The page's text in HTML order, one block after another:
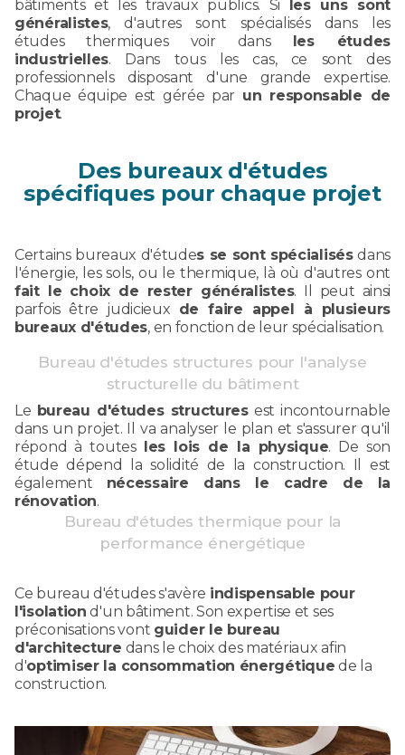
bâtiments et les travaux publics. Si les uns sont
généralistes, d'autres sont spécialisés dans les
études thermiques voir dans les études
industrielles. Dans tous les cas, ce sont des
professionnels disposant d'une grande expertise.
Chaque équipe est gérée par un responsable de
projet.
Des bureaux d'études
spécifiques pour chaque projet
Certains bureaux d'études se sont spécialisésdans
l'énergie, les sols, ou le thermique, là où d'autres ont
fait le choix de rester généralistes. Il peut ainsi
parfois être judicieux de faire appel à plusieurs
bureaux d'études, en fonction de leur spécialisation.
Bureau d'études structures pour l'analyse
structurelle du bâtiment
Le bureau d'études structuresest incontournable
dans un projet. Il va analyser le plan et s'assurer qu'il
répond à toutes les lois de la physique. De son
étude dépend la solidité de la construction. Il est
également nécessaire dans le cadre de la
rénovation.
Bureau d'études thermique pour la
performance énergétique
Ce bureau d'études s'avère indispensable pour
l'isolation d'un bâtiment. Son expertise et ses
préconisations vont guider le bureau
d'architecture dans le choix des matériaux afin
d'optimiser la consommation énergétique de la
construction.